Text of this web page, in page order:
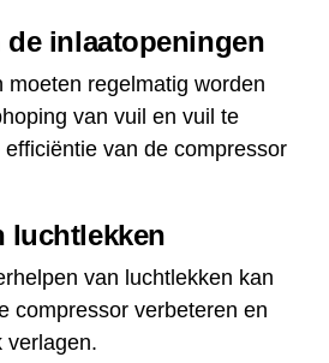
inlaatopeningen
moeten regelmatig worden
van vuil en vuil te
van de compressor
luchtlekken
van luchtlekken kan
compressor verbeteren en
verlagen.